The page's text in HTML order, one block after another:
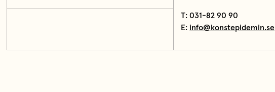
T: 031-82 90 90
E: info@konstepidemin.se